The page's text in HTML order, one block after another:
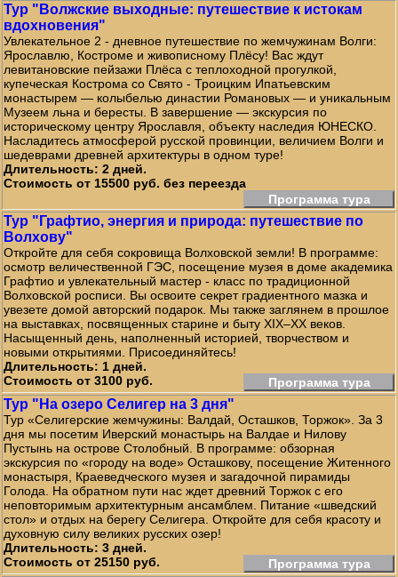
Тур "Волжские выходные: путешествие к истокам
вдохновения"
Увлекательное 2 - дневное путешествие по жемчужинам Волги:
Ярославлю, Костроме и живописному Плёсу! Вас ждут
левитановские пейзажи Плёса с теплоходной прогулкой,
купеческая Кострома со Свято - Троицким Ипатьевским
монастырем — колыбелью династии Романовых — и уникальным
Музеем льна и бересты. В завершение — экскурсия по
историческому центру Ярославля, объекту наследия ЮНЕСКО.
Насладитесь атмосферой русской провинции, величием Волги и
шедеврами древней архитектуры в одном туре!
Длительность: 2 дней.
Стоимость от 15500 руб. без переезда
Программа тура
Тур "Графтио, энергия и природа: путешествие по
Волхову"
Откройте для себя сокровища Волховской земли! В программе:
осмотр величественной ГЭС, посещение музея в доме академика
Графтио и увлекательный мастер - класс по традиционной
Волховской росписи. Вы освоите секрет градиентного мазка и
увезете домой авторский подарок. Мы также заглянем в прошлое
на выставках, посвященных старине и быту XIX–XX веков.
Насыщенный день, наполненный историей, творчеством и
новыми открытиями. Присоединяйтесь!
Длительность: 1 дней.
Стоимость от 3100 руб.
Программа тура
Тур "На озеро Селигер на 3 дня"
Тур «Селигерские жемчужины: Валдай, Осташков, Торжок». За 3
дня мы посетим Иверский монастырь на Валдае и Нилову
Пустынь на острове Столобный. В программе: обзорная
экскурсия по «городу на воде» Осташкову, посещение Житенного
монастыря, Краеведческого музея и загадочной пирамиды
Голода. На обратном пути нас ждет древний Торжок с его
неповторимым архитектурным ансамблем. Питание «шведский
стол» и отдых на берегу Селигера. Откройте для себя красоту и
духовную силу великих русских озер!
Длительность: 3 дней.
Стоимость от 25150 руб.
Программа тура